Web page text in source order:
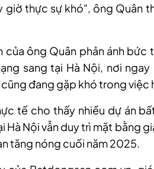
giờ thực sự khó", ông Quân
của ông Quân phản ánh
sang tại Hà Nội, nơi
đang gặp khó trong việc
tế cho thấy nhiều dự án
Hà Nội vẫn duy trì mặt bằng
tăng nóng cuối năm 2025.